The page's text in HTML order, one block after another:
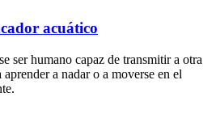
acuático
ser humano capaz de transmitir a otra
a nadar o a moverse en el